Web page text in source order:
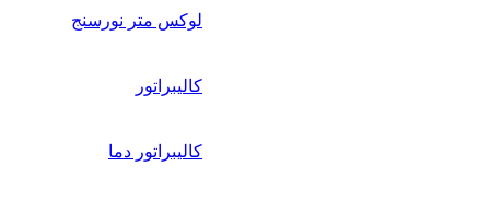
لوکس متر نورسنج
کالیبراتور
کالیبراتور دما